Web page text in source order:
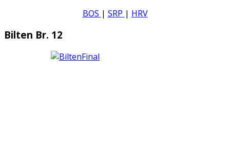
BOS | SRP | HRV
Bilten Br. 12